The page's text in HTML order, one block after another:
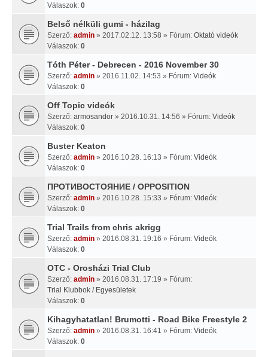
Válaszok: 0
Belső nélküli gumi - házilag
Szerző: admin » 2017.02.12. 13:58 » Fórum: Oktató videók
Válaszok: 0
Tóth Péter - Debrecen - 2016 November 30
Szerző: admin » 2016.11.02. 14:53 » Fórum: Videók
Válaszok: 0
Off Topic videók
Szerző: armosandor » 2016.10.31. 14:56 » Fórum: Videók
Válaszok: 0
Buster Keaton
Szerző: admin » 2016.10.28. 16:13 » Fórum: Videók
Válaszok: 0
ПРОТИВОСТОЯНИЕ / OPPOSITION
Szerző: admin » 2016.10.28. 15:33 » Fórum: Videók
Válaszok: 0
Trial Trails from chris akrigg
Szerző: admin » 2016.08.31. 19:16 » Fórum: Videók
Válaszok: 0
OTC - Orosházi Trial Club
Szerző: admin » 2016.08.31. 17:19 » Fórum:
Trial Klubbok / Egyesületek
Válaszok: 0
Kihagyhatatlan! Brumotti - Road Bike Freestyle 2
Szerző: admin » 2016.08.31. 16:41 » Fórum: Videók
Válaszok: 0